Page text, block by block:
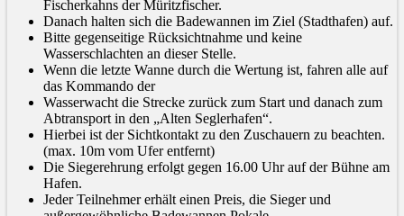
Fischerkahns der Müritzfischer.
Danach halten sich die Badewannen im Ziel (Stadthafen) auf.
Bitte gegenseitige Rücksichtnahme und keine
Wasserschlachten an dieser Stelle.
Wenn die letzte Wanne durch die Wertung ist, fahren alle auf
das Kommando der
Wasserwacht die Strecke zurück zum Start und danach zum
Abtransport in den „Alten Seglerhafen“.
Hierbei ist der Sichtkontakt zu den Zuschauern zu beachten.
(max. 10m vom Ufer entfernt)
Die Siegerehrung erfolgt gegen 16.00 Uhr auf der Bühne am
Hafen.
Jeder Teilnehmer erhält einen Preis, die Sieger und